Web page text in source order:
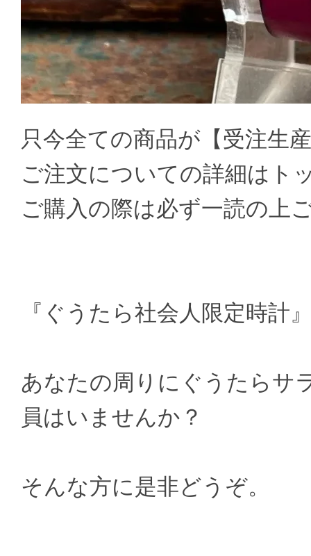
只今全ての商品が【受注生
ご注文についての詳細はト
ご購入の際は必ず一読の上
『ぐうたら社会人限定時計
あなたの周りにぐうたらサ
員はいませんか？
そんな方に是非どうぞ。